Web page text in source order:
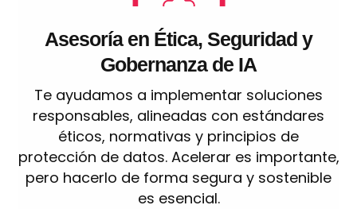
Asesoría en Ética, Seguridad y
Gobernanza de IA
Te ayudamos a implementar soluciones
responsables, alineadas con estándares
éticos, normativas y principios de
protección de datos. Acelerar es importante,
pero hacerlo de forma segura y sostenible
es esencial.